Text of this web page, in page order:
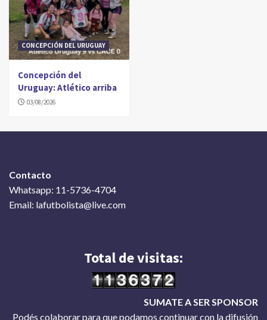
CONCEPCIÓN DEL URUGUAY
Concepción del
Uruguay: Atlético arriba
03/08/2026
Contacto
Whatsapp: 11-5736-4704
Email: lafutbolista@live.com
Total de visitas:
SUMATE A SER SPONSOR
Podés colaborar para que podamos continuar con la difusión